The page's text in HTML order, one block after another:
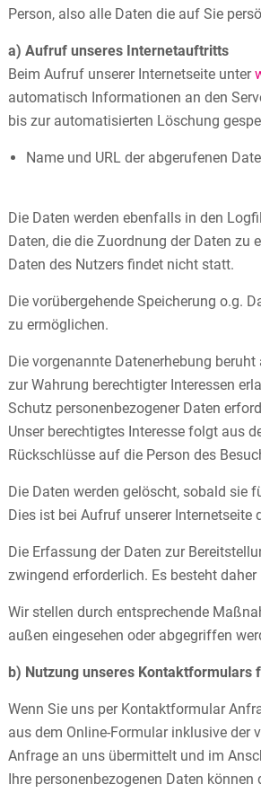
Person, also alle Daten die auf Sie
a) Aufruf unseres Internetauftritts
Beim Aufruf unserer Internetseite unter
automatisch Informationen an den
bis zur automatisierten Löschung
Name und URL der abgerufenen
Die Daten werden ebenfalls in den
Daten, die die Zuordnung der Daten zu
Daten des Nutzers findet nicht statt.
Die vorübergehende Speicherung o.g.
zu ermöglichen.
Die vorgenannte Datenerhebung
zur Wahrung berechtigter Interessen
Schutz personenbezogener Daten
Unser berechtigtes Interesse folgt aus
Rückschlüsse auf die Person des
Die Daten werden gelöscht, sobald sie
Dies ist bei Aufruf unserer Internetseite
Die Erfassung der Daten zur
zwingend erforderlich. Es besteht
Wir stellen durch entsprechende
außen eingesehen oder abgegriffen
b) Nutzung unseres
Wenn Sie uns per Kontaktformular
aus dem Online-Formular inklusive der
Anfrage an uns übermittelt und im
Ihre personenbezogenen Daten